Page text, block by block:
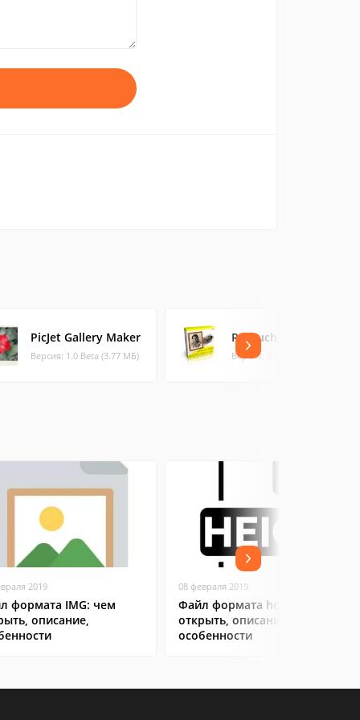
PicJet Gallery Maker
Версия: 1.0 Beta (3.77 МБ)
Retouch Pilot
Версия: 3.12.0 (3.86 МБ)
2019
формата IMG: чем
описание,
08 февраля 2019
Файл формата heic: чем
открыть, описание,
особенности